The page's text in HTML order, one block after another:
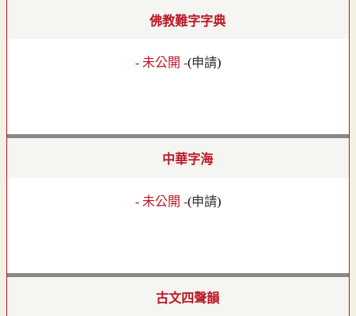
佛教難字字典
- 未公開 -(申請)
中華字海
- 未公開 -(申請)
古文四聲韻